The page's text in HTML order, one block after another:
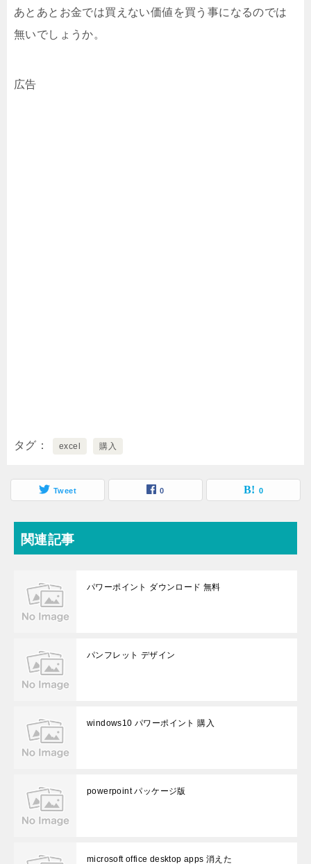
あとあとお金では買えない価値を買う事になるのでは
無いでしょうか。
広告
タグ excel 購入
Tweet 0 0
関連記事
パワーポイント ダウンロード 無料
パンフレット デザイン
windows10 パワーポイント 購入
powerpoint パッケージ版
microsoft office desktop apps 消えた